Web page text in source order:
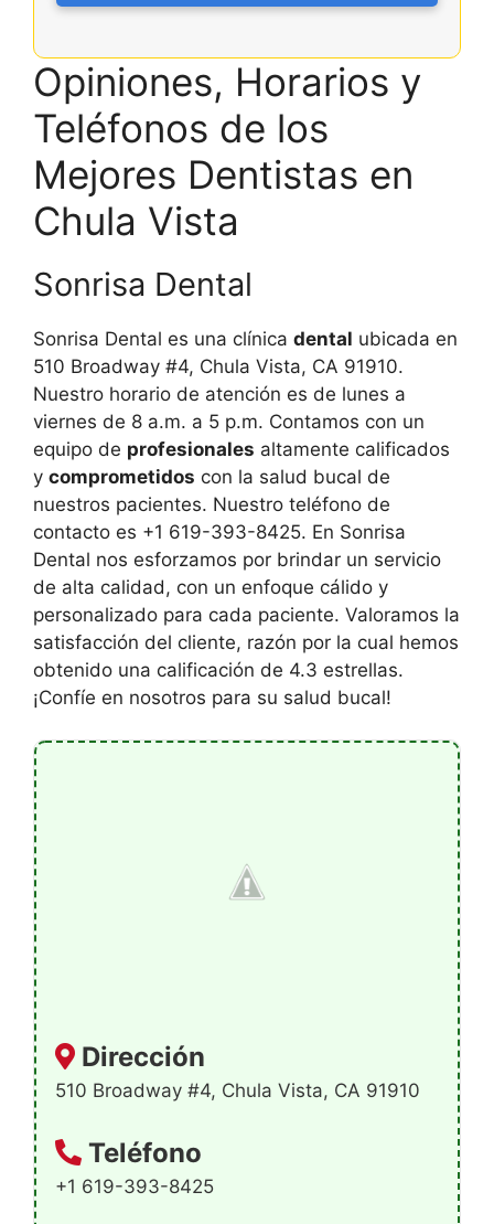
Opiniones, Horarios y
Teléfonos de los
Mejores Dentistas en
Chula Vista
Sonrisa Dental
Sonrisa Dental es una clínica dental ubicada en
510 Broadway #4, Chula Vista, CA 91910.
Nuestro horario de atención es de lunes a
viernes de 8 a.m. a 5 p.m. Contamos con un
equipo de profesionales altamente calificados
y comprometidos con la salud bucal de
nuestros pacientes. Nuestro teléfono de
contacto es +1 619-393-8425. En Sonrisa
Dental nos esforzamos por brindar un servicio
de alta calidad, con un enfoque cálido y
personalizado para cada paciente. Valoramos la
satisfacción del cliente, razón por la cual hemos
obtenido una calificación de 4.3 estrellas.
¡Confíe en nosotros para su salud bucal!
Dirección
510 Broadway #4, Chula Vista, CA 91910
Teléfono
+1 619-393-8425